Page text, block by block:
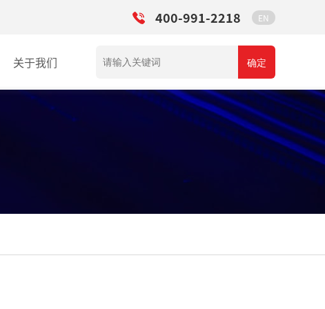
400-991-2218 EN
关于我们 确定